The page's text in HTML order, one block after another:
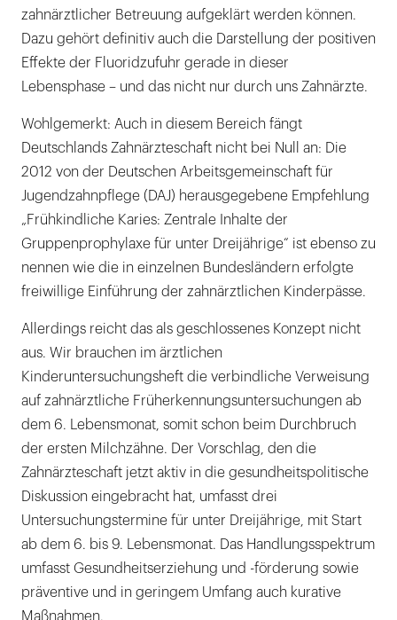
zahnärztlicher Betreuung aufgeklärt werden können.
Dazu gehört definitiv auch die Darstellung der positiven
Effekte der Fluoridzufuhr gerade in dieser
Lebensphase – und das nicht nur durch uns Zahnärzte.
Wohlgemerkt: Auch in diesem Bereich fängt
Deutschlands Zahnärzteschaft nicht bei Null an: Die
2012 von der Deutschen Arbeitsgemeinschaft für
Jugendzahnpflege (DAJ) herausgegebene Empfehlung
„Frühkindliche Karies: Zentrale Inhalte der
Gruppenprophylaxe für unter Dreijährige“ ist ebenso zu
nennen wie die in einzelnen Bundesländern erfolgte
freiwillige Einführung der zahnärztlichen Kinderpässe.
Allerdings reicht das als geschlossenes Konzept nicht
aus. Wir brauchen im ärztlichen
Kinderuntersuchungsheft die verbindliche Verweisung
auf zahnärztliche Früherkennungsuntersuchungen ab
dem 6. Lebensmonat, somit schon beim Durchbruch
der ersten Milchzähne. Der Vorschlag, den die
Zahnärzteschaft jetzt aktiv in die gesundheitspolitische
Diskussion eingebracht hat, umfasst drei
Untersuchungstermine für unter Dreijährige, mit Start
ab dem 6. bis 9. Lebensmonat. Das Handlungsspektrum
umfasst Gesundheitserziehung und -förderung sowie
präventive und in geringem Umfang auch kurative
Maßnahmen.